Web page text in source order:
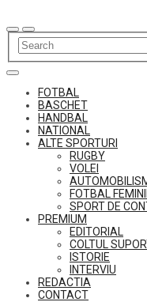
to
content
FOTBAL
BASCHET
HANDBAL
NATIONAL
ALTE SPORTURI
RUGBY
VOLEI
FOTBAL
SPORT DE
PREMIUM
EDITORIAL
COLTUL
ISTORIE
INTERVIU
REDACTIA
CONTACT